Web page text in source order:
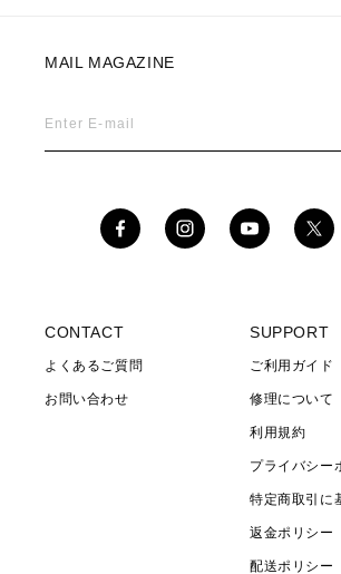
CONTACT
よくあるご質問
お問い合わせ
SUPPORT
ご利用ガイド
修理について
利用規約
プライバシー
特定商取引に
返金ポリシー
配送ポリシー
MAIL MAGAZINE
Enter E-mail
FacebookInstagramYouTubeX